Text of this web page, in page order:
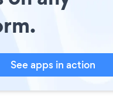
See apps in action